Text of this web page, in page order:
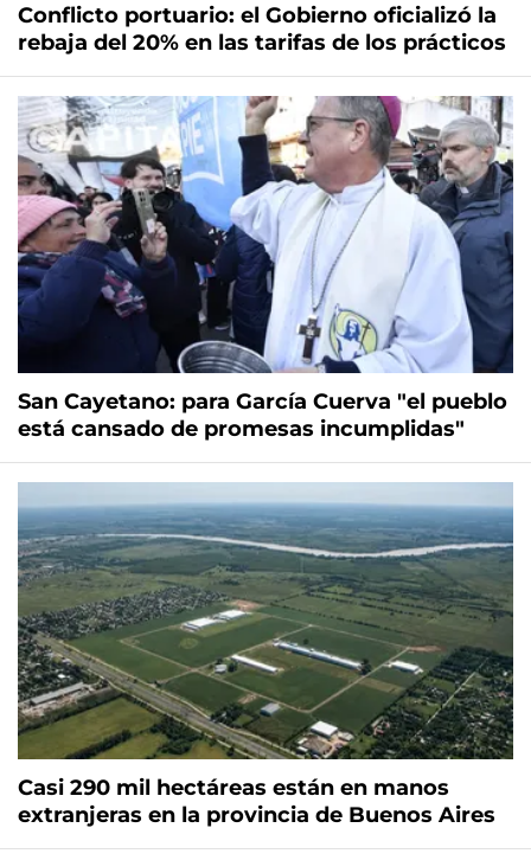
Conflicto portuario: el Gobierno oficializó la
rebaja del 20% en las tarifas de los prácticos
San Cayetano: para García Cuerva "el pueblo
está cansado de promesas incumplidas"
Casi 290 mil hectáreas están en manos
extranjeras en la provincia de Buenos Aires